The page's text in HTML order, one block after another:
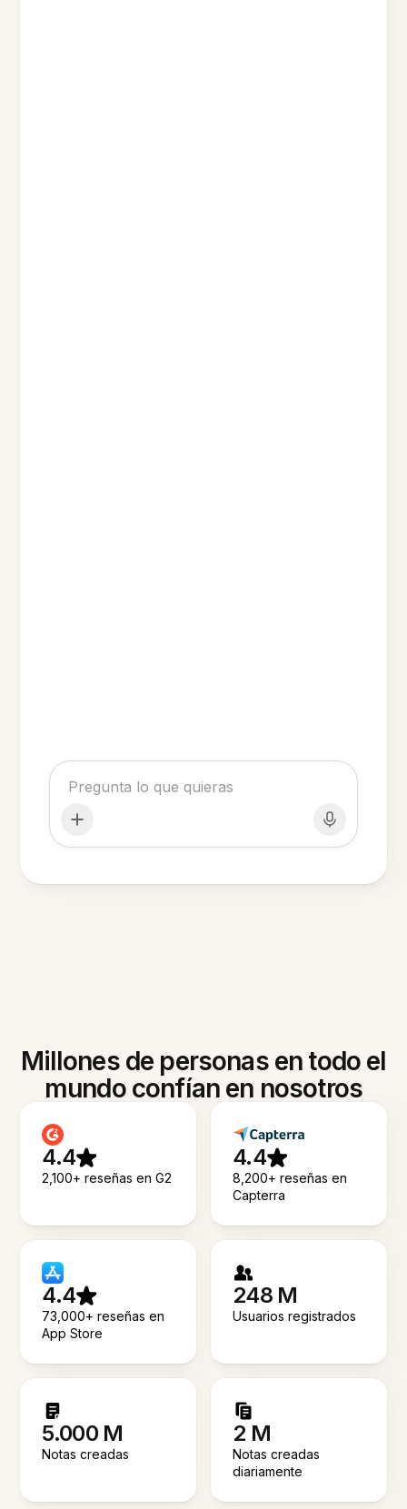
Millones de personas en todo el
mundo confían en nosotros
4.4
2,100+ reseñas en G2
4.4
8,200+ reseñas en
Capterra
4.4
73,000+ reseñas en
App Store
248 M
Usuarios registrados
5.000 M
Notas creadas
2 M
Notas creadas
diariamente